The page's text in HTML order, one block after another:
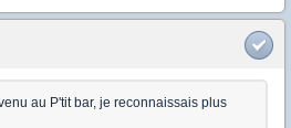
au P'tit bar, je reconnaissais plus